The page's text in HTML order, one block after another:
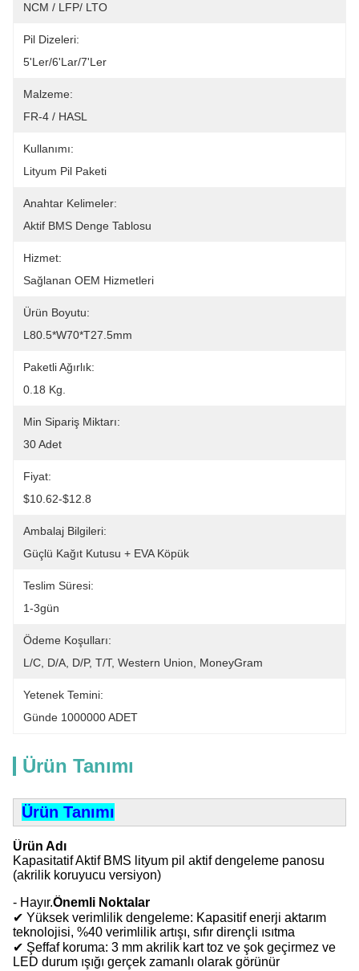
NCM / LFP/ LTO
Pil Dizeleri:
5'ler/6'lar/7'ler
Malzeme:
FR-4 / HASL
Kullanımı:
Lityum Pil Paketi
Anahtar Kelimeler:
Aktif BMS Denge Tablosu
Hizmet:
Sağlanan OEM Hizmetleri
Ürün Boyutu:
L80.5*W70*T27.5mm
Paketli Ağırlık:
0.18 Kg.
Min Sipariş Miktarı:
30 Adet
Fiyat:
$10.62-$12.8
Ambalaj Bilgileri:
Güçlü Kağıt Kutusu + EVA Köpük
Teslim Süresi:
1-3gün
Ödeme Koşulları:
L/C, D/A, D/P, T/T, Western Union, MoneyGram
Yetenek Temini:
Günde 1000000 ADET
Ürün Tanımı
Ürün Tanımı
Ürün Adı
Kapasitatif Aktif BMS lityum pil aktif dengeleme panosu
(akrilik koruyucu versiyon)
- Hayır.Önemli Noktalar
✔ Yüksek verimlilik dengeleme: Kapasitif enerji aktarım
teknolojisi, %40 verimlilik artışı, sıfır dirençli ısıtma
✔ Şeffaf koruma: 3 mm akrilik kart toz ve şok geçirmez ve
LED durum ışığı gerçek zamanlı olarak görünür